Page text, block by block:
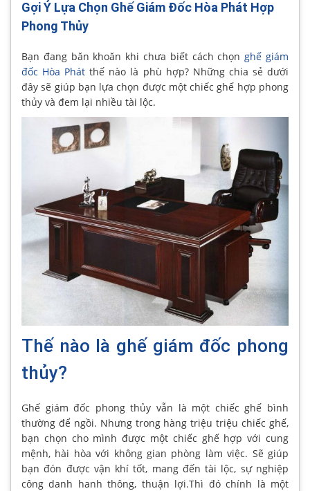
Gợi Ý Lựa Chọn Ghế Giám Đốc Hòa Phát Hợp
Phong Thủy
Bạn đang băn khoăn khi chưa biết cách chọnghế giám
đốc Hòa Phát thế nào là phù hợp? Những chia sẻ dưới
đây sẽ giúp bạn lựa chọn được một chiếc ghế hợp phong
thủy và đem lại nhiều tài lộc.
Thế nào là ghế giám đốc phong
thủy?
Ghế giám đốc phong thủy vẫn là một chiếc ghế bình
thường để ngồi. Nhưng trong hàng triệu triệu chiếc ghế,
bạn chọn cho mình được một chiếc ghế hợp với cung
mệnh, hài hòa với không gian phòng làm việc. Sẽ giúp
bạn đón được vận khí tốt, mang đến tài lộc, sự nghiệp
công danh hanh thông, thuận lợi.Thì đó chính là một